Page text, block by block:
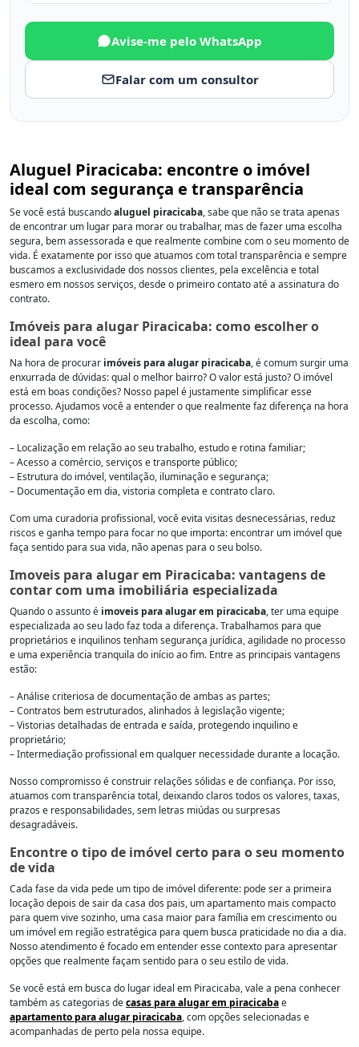
Avise-me pelo WhatsApp
Falar com um consultor
Aluguel Piracicaba: encontre o imóvel
ideal com segurança e transparência
Se você está buscandoaluguel piracicaba, sabe que não se trata apenas
de encontrar um lugar para morar ou trabalhar, mas de fazer uma escolha
segura, bem assessorada e que realmente combine com o seu momento de
vida. É exatamente por isso que atuamos com total transparência e sempre
buscamos a exclusividade dos nossos clientes, pela excelência e total
esmero em nossos serviços, desde o primeiro contato até a assinatura do
contrato.
Imóveis para alugar Piracicaba: como escolher o
ideal para você
Na hora de procurar imóveis para alugar piracicaba, é comum surgir uma
enxurrada de dúvidas: qual o melhor bairro? O valor está justo? O imóvel
está em boas condições? Nosso papel é justamente simplificar esse
processo. Ajudamos você a entender o que realmente faz diferença na hora
da escolha, como:
– Localização em relação ao seu trabalho, estudo e rotina familiar;
– Acesso a comércio, serviços e transporte público;
– Estrutura do imóvel, ventilação, iluminação e segurança;
– Documentação em dia, vistoria completa e contrato claro.
Com uma curadoria profissional, você evita visitas desnecessárias, reduz
riscos e ganha tempo para focar no que importa: encontrar um imóvel que
faça sentido para sua vida, não apenas para o seu bolso.
Imoveis para alugar em Piracicaba: vantagens de
contar com uma imobiliária especializada
Quando o assunto é imoveis para alugar em piracicaba, ter uma equipe
especializada ao seu lado faz toda a diferença. Trabalhamos para que
proprietários e inquilinos tenham segurança jurídica, agilidade no processo
e uma experiência tranquila do início ao fim. Entre as principais vantagens
estão:
– Análise criteriosa de documentação de ambas as partes;
– Contratos bem estruturados, alinhados à legislação vigente;
– Vistorias detalhadas de entrada e saída, protegendo inquilino e
proprietário;
– Intermediação profissional em qualquer necessidade durante a locação.
Nosso compromisso é construir relações sólidas e de confiança. Por isso,
atuamos com transparência total, deixando claros todos os valores, taxas,
prazos e responsabilidades, sem letras miúdas ou surpresas
desagradáveis.
Encontre o tipo de imóvel certo para o seu momento
de vida
Cada fase da vida pede um tipo de imóvel diferente: pode ser a primeira
locação depois de sair da casa dos pais, um apartamento mais compacto
para quem vive sozinho, uma casa maior para família em crescimento ou
um imóvel em região estratégica para quem busca praticidade no dia a dia.
Nosso atendimento é focado em entender esse contexto para apresentar
opções que realmente façam sentido para o seu estilo de vida.
Se você está em busca do lugar ideal em Piracicaba, vale a pena conhecer
também as categorias decasas para alugar em piracicabae
apartamento para alugar piracicaba, com opções selecionadas e
acompanhadas de perto pela nossa equipe.